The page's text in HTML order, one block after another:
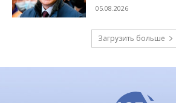
05.08.2026
Загрузить больше